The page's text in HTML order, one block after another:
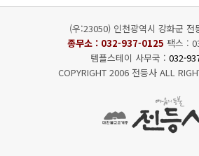
(우:23050) 인천광역시 강화군 전
종무소 : 032-937-0125 팩스 :
템플스테이 사무국 : 032-
COPYRIGHT 2006 전등사 ALL